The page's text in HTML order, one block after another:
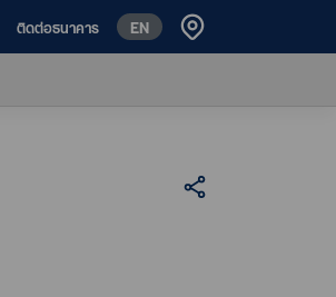
ติดต่อธนาคาร EN